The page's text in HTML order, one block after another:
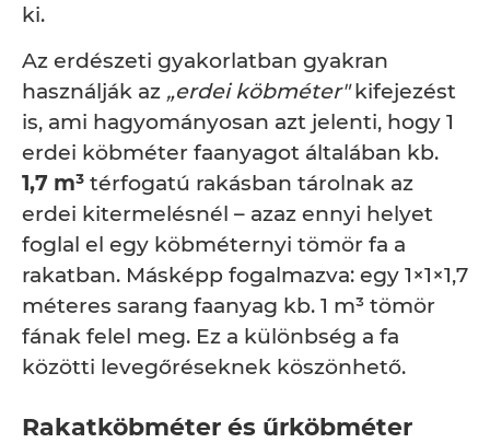
ki.
Az erdészeti gyakorlatban gyakran
használják az „erdei köbméter"kifejezést
is, ami hagyományosan azt jelenti, hogy 1
erdei köbméter faanyagot általában kb.
1,7 m³ térfogatú rakásban tárolnak az
erdei kitermelésnél – azaz ennyi helyet
foglal el egy köbméternyi tömör fa a
rakatban. Másképp fogalmazva: egy 1×1×1,7
méteres sarang faanyag kb. 1 m³ tömör
fának felel meg. Ez a különbség a fa
közötti levegőréseknek köszönhető.
Rakatköbméter és űrköbméter